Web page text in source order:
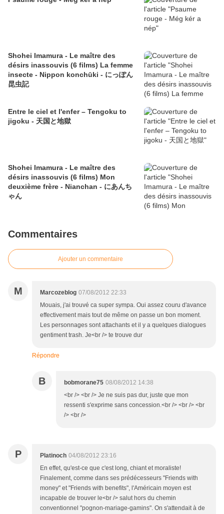
Shohei Imamura - Le maître des
désirs inassouvis (6 films) La femme
insecte - Nippon konchūki - にっぽん
昆虫記
Entre le ciel et l'enfer – Tengoku to
jigoku - 天国と地獄
Shohei Imamura - Le maître des
désirs inassouvis (6 films) Mon
deuxième frère - Nianchan - にあんち
ゃん
Commentaires
Ajouter un commentaire
M Marcozeblog 07/08/2012 22:33
Mouais, j'ai trouvé ca super sympa. Oui assez couru d'avance
effectivement mais tout de même on passe un bon moment.
Les personnages sont attachants et il y a quelques dialogues
gentiment trash. Je<br /> te trouve dur
Répondre
B bobmorane75 08/08/2012 14:38
<br /> <br /> Je ne suis pas dur, juste que mon
ressenti s'exprime sans concession.<br /> <br /> <br
/> <br />
P Platinoch 04/08/2012 23:16
En effet, qu'est-ce que c'est long, chiant et moraliste!
Finalement, comme dans ses prédécesseurs "Friends with
money" et "Friends with benefits", l'Américain moyen est
incapable de trouver le<br /> salut hors du chemin
conventionnel "pognon-mariage-gamins". On s'attendait à de